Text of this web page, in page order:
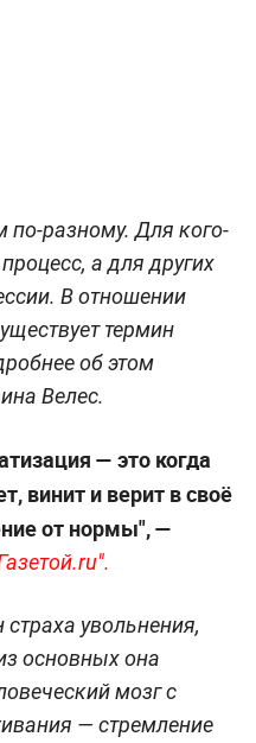
по-разному. Для кого-
а для других
В отношении
термин
об этом
Велес.
— это когда
винит и верит в своё
от нормы",—
увольнения,
основных она
мозг с
— стремление